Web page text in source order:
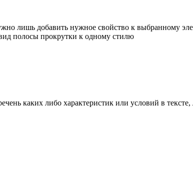
лишь добавить нужное свойство к выбранному
полосы прокрутки к одному стилю
каких либо характеристик или условий в тексте,